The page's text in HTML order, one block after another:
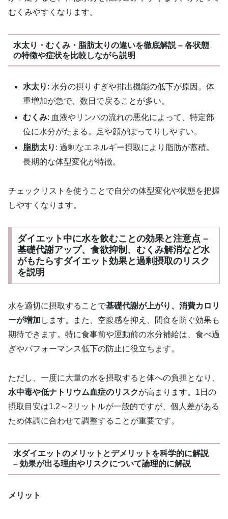
むくみやすくなります。
水太り・むくみ・脂肪太りの違いを徹底解説 – 各状態
の特徴や症状を比較しながら説明
水太り : 水分の摂りすぎや排出機能の低下が原因。体
重増加が急で、数日で戻ることが多い。
むくみ: 血液やリンパの流れの悪化によって、特定部
位に水分がたまる。足や顔がぽってりしやすい。
脂肪太り : 過剰なエネルギー摂取により脂肪が蓄積。
長期的な体型変化が特徴。
チェックリストを使うことで自分の体型変化や状態を把握
しやすくなります。
ダイエット中に水を飲むことの効果と注意点 –
基礎代謝アップ、食欲抑制、むくみ解消など水
がもたらすダイエット効果と過剰摂取のリスク
を説明
水を適切に摂取することで基礎代謝が上がり、消費カロリ
ーが増加 します。また、空腹感を抑え、間食を防ぐ効果も
期待できます。特に食事前や運動前の水分補給は、食べ過
ぎやパフォーマンス低下の防止に役立ちます。
ただし、一度に大量の水を摂取すると体への負担となり、
水中毒や低ナトリウム血症のリスクが高まります。1日の
摂取目安は1.2～2リットルが一般的ですが、個人差がある
ため体調に合わせて調整することが重要です。
水ダイエットのメリットとデメリットを科学的に解説
– 効果が出る理由やリスクについて論理的に解説
メリット